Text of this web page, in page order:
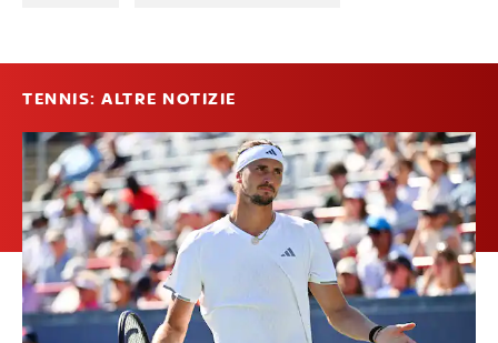
TENNIS: ALTRE NOTIZIE